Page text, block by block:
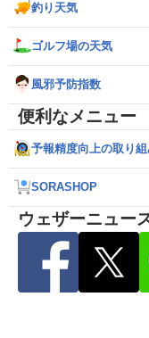
釣り天気
ゴルフ場の天気
風邪予防指数
便利なメニュー
予報精度向上の取り
SORASHOP
ウェザーニュー